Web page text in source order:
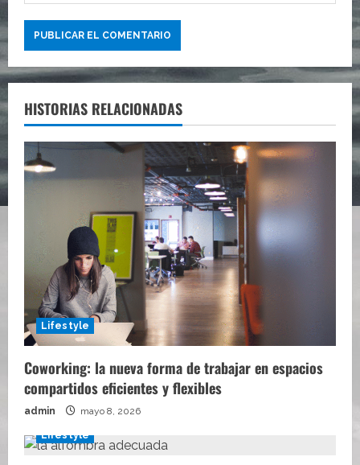
HISTORIAS RELACIONADAS
Lifestyle
Coworking: la nueva forma de trabajar en espacios
compartidos eficientes y flexibles
admin mayo 8, 2026
Lifestyle